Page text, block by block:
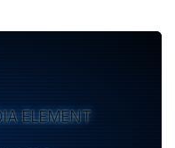
ELEMENT